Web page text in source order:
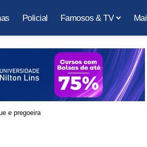
Policial Famosos & TV
e pregoeira